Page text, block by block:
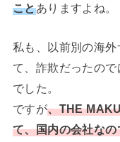
ことありますよね。
私も、以前別の海
て、詐欺だったの
でした。
ですが、THE
て、国内の会社な